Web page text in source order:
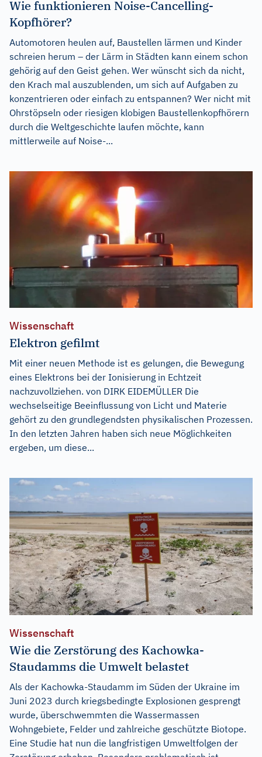
Wie funktionieren Noise-Cancelling-
Kopfhörer?
Automotoren heulen auf, Baustellen lärmen und Kinder
schreien herum – der Lärm in Städten kann einem schon
gehörig auf den Geist gehen. Wer wünscht sich da nicht,
den Krach mal auszublenden, um sich auf Aufgaben zu
konzentrieren oder einfach zu entspannen? Wer nicht mit
Ohrstöpseln oder riesigen klobigen Baustellenkopfhörern
durch die Weltgeschichte laufen möchte, kann
mittlerweile auf Noise-...
Wissenschaft
Elektron gefilmt
Mit einer neuen Methode ist es gelungen, die Bewegung
eines Elektrons bei der Ionisierung in Echtzeit
nachzuvollziehen. von DIRK EIDEMÜLLER Die
wechselseitige Beeinflussung von Licht und Materie
gehört zu den grundlegendsten physikalischen Prozessen.
In den letzten Jahren haben sich neue Möglichkeiten
ergeben, um diese...
Wissenschaft
Wie die Zerstörung des Kachowka-
Staudamms die Umwelt belastet
Als der Kachowka-Staudamm im Süden der Ukraine im
Juni 2023 durch kriegsbedingte Explosionen gesprengt
wurde, überschwemmten die Wassermassen
Wohngebiete, Felder und zahlreiche geschützte Biotope.
Eine Studie hat nun die langfristigen Umweltfolgen der